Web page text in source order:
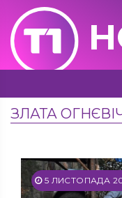
ЗЛАТА
5 ЛИСТОПАДА